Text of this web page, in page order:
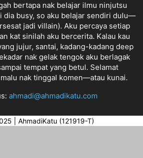
bertapa nak belajar ilmu ninjutsu
dia busy, so aku belajar sendiri dulu—
jadi villain). Aku percaya setiap
kat sinilah aku bercerita. Kalau kau
jujur, santai, kadang-kadang deep
nak gelak tengok aku berlagak
tempat yang betul. Selamat
nak tinggal komen—atau kunai.
ahmadi@ahmadikatu.com
| AhmadiKatu (121919-T)